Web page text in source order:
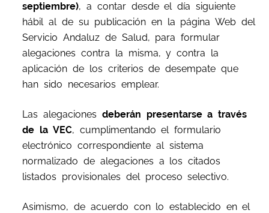
septiembre), a contar desde el día siguiente
hábil al de su publicación en la página Web del
Servicio Andaluz de Salud, para formular
alegaciones contra la misma, y contra la
aplicación de los criterios de desempate que
han sido necesarios emplear.
Las alegaciones deberán presentarse a través
de la VEC, cumplimentando el formulario
electrónico correspondiente al sistema
normalizado de alegaciones a los citados
listados provisionales del proceso selectivo.
Asimismo, de acuerdo con lo establecido en el